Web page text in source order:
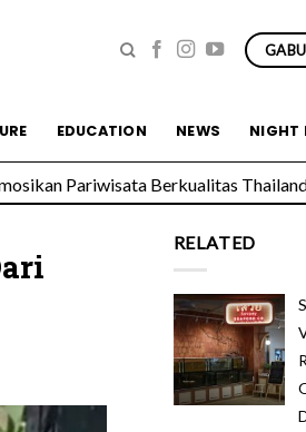
EDUCATION NEWS NIGHT
Pariwisata Berkualitas
RELATED